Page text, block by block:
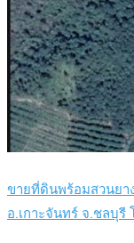
ขายที่ดินพร้อมสวนยา
อ.เกาะจันทร์ จ.ชลบุรี